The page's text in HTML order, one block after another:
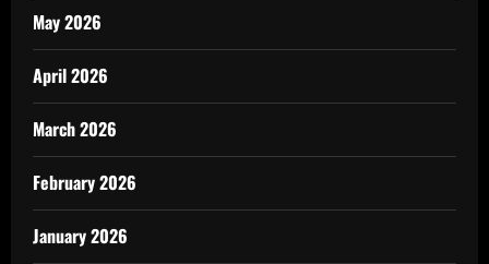
May 2026
April 2026
March 2026
February 2026
January 2026